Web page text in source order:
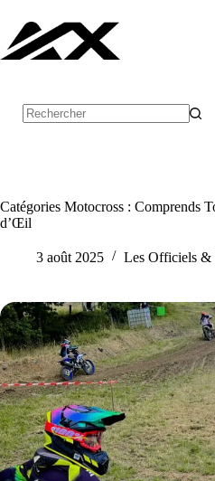
contenu
Catégories Motocross : Comprends
d’Œil
3 août 2025 Les Officiels &